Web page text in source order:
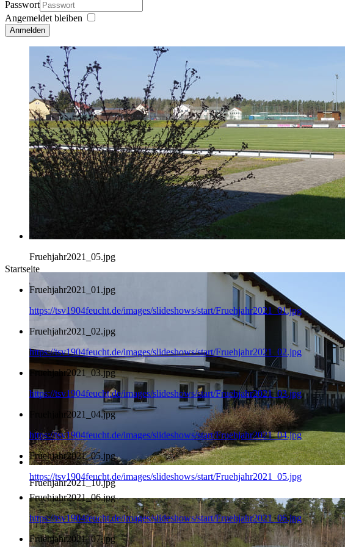
Passwort
Angemeldet bleiben
Anmelden
Fruehjahr2021_05.jpg
Fruehjahr2021_10.jpg
Startseite
Fruehjahr2021_01.jpg
https://tsv1904feucht.de/images/slideshows/start/Fruehjahr2021_01.jpg
Fruehjahr2021_02.jpg
https://tsv1904feucht.de/images/slideshows/start/Fruehjahr2021_02.jpg
Fruehjahr2021_03.jpg
https://tsv1904feucht.de/images/slideshows/start/Fruehjahr2021_03.jpg
Fruehjahr2021_04.jpg
https://tsv1904feucht.de/images/slideshows/start/Fruehjahr2021_04.jpg
Fruehjahr2021_05.jpg
https://tsv1904feucht.de/images/slideshows/start/Fruehjahr2021_05.jpg
Fruehjahr2021_06.jpg
https://tsv1904feucht.de/images/slideshows/start/Fruehjahr2021_06.jpg
Fruehjahr2021_07.jpg